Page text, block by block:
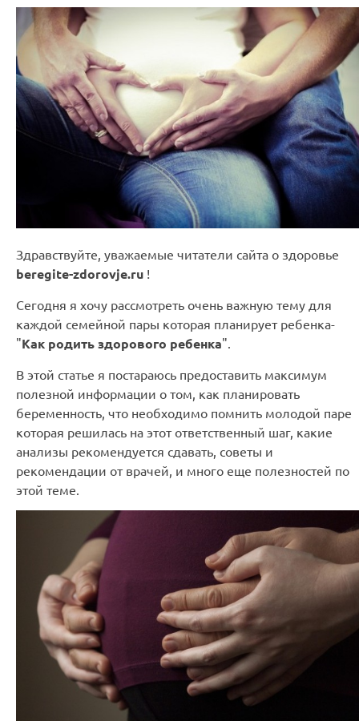
Здравствуйте, уважаемые читатели сайта о здоровье
beregite-zdorovje.ru !
Сегодня я хочу рассмотреть очень важную тему для
каждой семейной пары которая планирует ребенка-
"Как родить здорового ребенка".
В этой статье я постараюсь предоставить максимум
полезной информации о том, как планировать
беременность, что необходимо помнить молодой паре
которая решилась на этот ответственный шаг, какие
анализы рекомендуется сдавать, советы и
рекомендации от врачей, и много еще полезностей по
этой теме.